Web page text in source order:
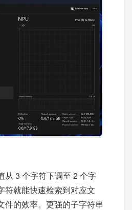
从 3 个字符下调至 2 个字
符就能快速检索到对应文
件的效率。更强的子字符串